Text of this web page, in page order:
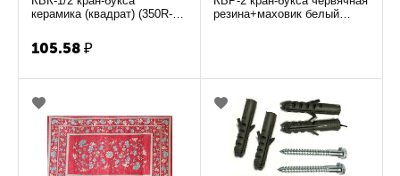
керамика (квадрат) (350R-
105.58 ₽
резина+маховик белый